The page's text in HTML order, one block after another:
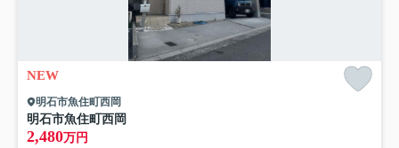
NEW
明石市魚住町西岡
明石市魚住町西岡
2,480万円